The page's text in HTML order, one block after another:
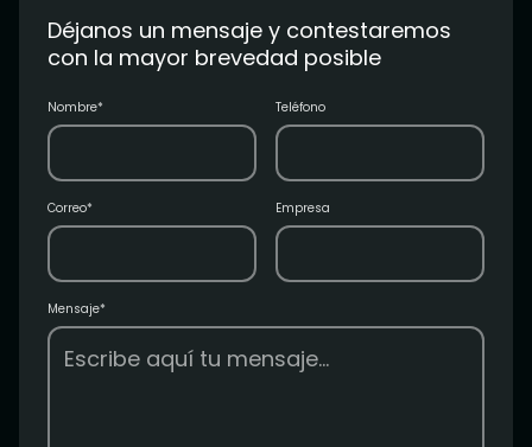
Déjanos un mensaje y contestaremos
con la mayor brevedad posible
Nombre* Teléfono
Correo* Empresa
Mensaje*